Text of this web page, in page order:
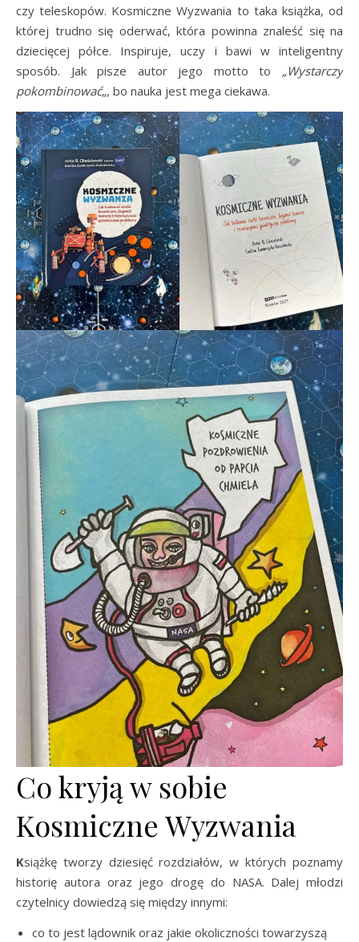
czy teleskopów. Kosmiczne Wyzwania to taka książka, od
której trudno się oderwać, która powinna znaleść się na
dziecięcej półce. Inspiruje, uczy i bawi w inteligentny
sposób. Jak pisze autor jego motto to „Wystarczy
pokombinować„, bo nauka jest mega ciekawa.
Co kryją w sobie
Kosmiczne Wyzwania
Książkę tworzy dziesięć rozdziałów, w których poznamy
historię autora oraz jego drogę do NASA. Dalej młodzi
czytelnicy dowiedzą się między innymi:
co to jest lądownik oraz jakie okoliczności towarzyszą